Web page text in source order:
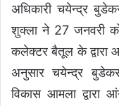
अधिकारी चयेन्द्र
शुक्ला ने 27 जनवरी
कलेक्टर बैतूल के द्वारा
अनुसार चयेन्द्र बुडेकर
विकास आमला द्वारा